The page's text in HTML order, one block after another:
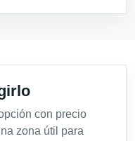
con precio
zona útil para